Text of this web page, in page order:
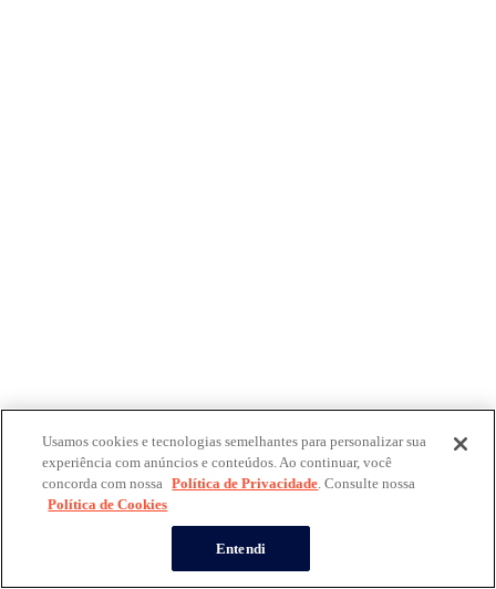
Usamos cookies e tecnologias semelhantes para personalizar sua
experiência com anúncios e conteúdos. Ao continuar, você
concorda com nossa Política de Privacidade. Consulte nossa
Política de Cookies
Entendi